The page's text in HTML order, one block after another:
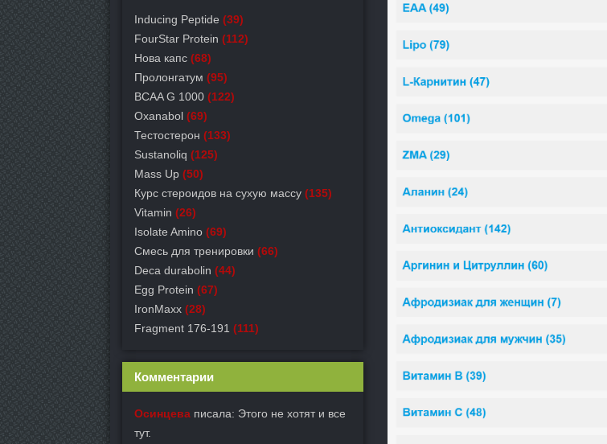
Inducing Peptide (39)
FourStar Protein (112)
Нова капс (68)
Пролонгатум (95)
BCAA G 1000 (122)
Oxanabol (69)
Тестостерон (133)
Sustanoliq (125)
Mass Up (50)
Курс стероидов на сухую массу (135)
Vitamin (26)
Isolate Amino (69)
Смесь для тренировки (66)
Deca durabolin (44)
Egg Protein (67)
IronMaxx (28)
Fragment 176-191 (111)
Комментарии
Осинцева писала: Этого не хотят и все
тут.